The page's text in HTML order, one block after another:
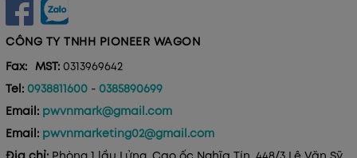
CÔNG TY TNHH PIONEER WAGON
Fax: MST: 0313969642
Tel: 0938811600 - 0385890699
Email: pwvnmark@gmail.com
Email: pwvnmarketing02@gmail.com